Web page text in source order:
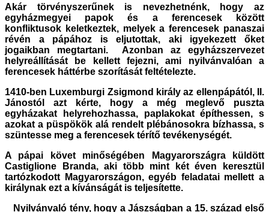
Akár törvényszerűnek is nevezhetnénk, hogy az
egyházmegyei papok és a ferencesek között
konfliktusok keletkeztek, melyek a ferencesek panaszai
révén a pápához is eljutottak, aki igyekezett őket
jogaikban megtartani. Azonban az egyházszervezet
helyreállítását be kellett fejezni, ami nyilvánvalóan a
ferencesek háttérbe szorítását feltételezte.
1410-ben Luxemburgi Zsigmond király az ellenpápától, II.
Jánostól azt kérte, hogy a még meglevő puszta
egyházakat helyrehozhassa, paplakokat építhessen, s
azokat a püspökök alá rendelt plébánosokra bízhassa, s
szüntesse meg a ferencesek térítő tevékenységét.
A pápai követ minőségében Magyarországra küldött
Castiglione Branda, aki több mint két éven keresztül
tartózkodott Magyarországon, egyéb feladatai mellett a
királynak ezt a kívánságát is teljesítette.
Nyilvánvaló tény, hogy a Jászságban a 15. század első